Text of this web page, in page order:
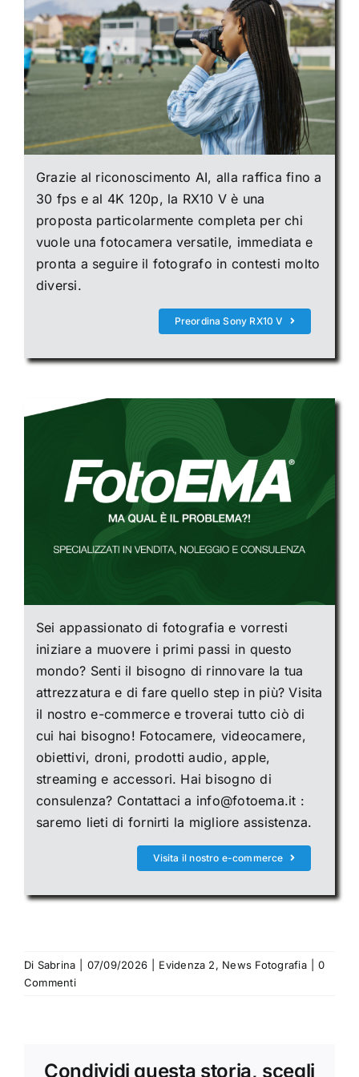
Grazie al riconoscimento AI, alla raffica fino a
30 fps e al 4K 120p, la RX10 V è una
proposta particolarmente completa per chi
vuole una fotocamera versatile, immediata e
pronta a seguire il fotografo in contesti molto
diversi.
Preordina Sony RX10 V
Sei appassionato di fotografia e vorresti
iniziare a muovere i primi passi in questo
mondo? Senti il bisogno di rinnovare la tua
attrezzatura e di fare quello step in più? Visita
il nostro e-commerce e troverai tutto ciò di
cui hai bisogno! Fotocamere, videocamere,
obiettivi, droni, prodotti audio, apple,
streaming e accessori. Hai bisogno di
consulenza? Contattaci a info@fotoema.it :
saremo lieti di fornirti la migliore assistenza.
Visita il nostro e-commerce
Di Sabrina 07/09/2026 Evidenza 2, News Fotografia
0
Commenti
Condividi questa storia, scegli